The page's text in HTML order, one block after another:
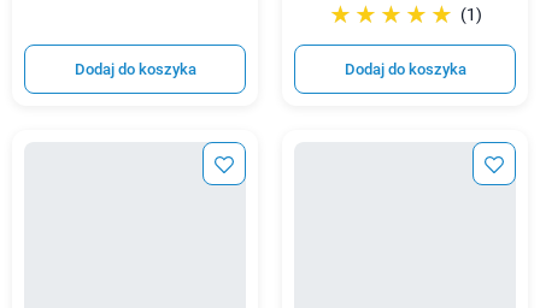
Dodaj do koszyka
☆☆☆☆☆
★★★★★ (1)
Dodaj do koszyka